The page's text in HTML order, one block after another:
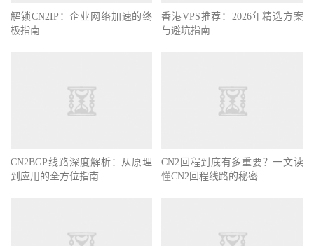
解锁CN2IP：企业网络加速的终
极指南
香港VPS推荐：2026年精选方案
与避坑指南
CN2BGP线路深度解析：从原理
到应用的全方位指南
CN2回程到底有多重要？一文读
懂CN2回程线路的秘密